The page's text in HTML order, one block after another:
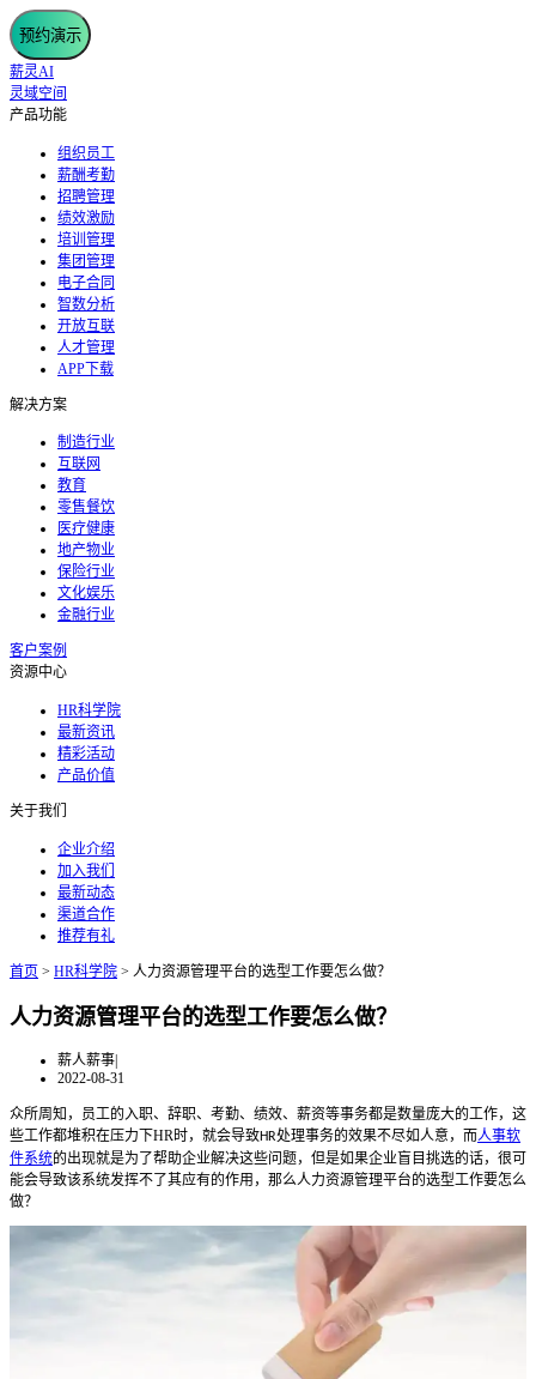
预约演示
薪灵AI
灵域空间
产品功能
组织员工
薪酬考勤
招聘管理
绩效激励
培训管理
集团管理
电子合同
智数分析
开放互联
人才管理
APP下载
解决方案
制造行业
互联网
教育
零售餐饮
医疗健康
地产物业
保险行业
文化娱乐
金融行业
客户案例
资源中心
HR科学院
最新资讯
精彩活动
产品价值
关于我们
企业介绍
加入我们
最新动态
渠道合作
推荐有礼
首页 > HR科学院 > 人力资源管理平台的选型工作要怎么做？
人力资源管理平台的选型工作要怎么做？
薪人薪事|
2022-08-31
众所周知，员工的入职、辞职、考勤、绩效、薪资等事务都是数量庞大的工作，这
些工作都堆积在压力下HR时，就会导致HR处理事务的效果不尽如人意，而人事软
件系统的出现就是为了帮助企业解决这些问题，但是如果企业盲目挑选的话，很可
能会导致该系统发挥不了其应有的作用， 那么人力资源管理平台的选型工作要怎么
做？